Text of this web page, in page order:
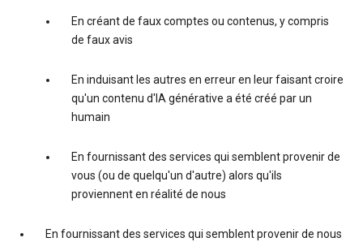
En créant de faux comptes ou contenus, y compris
de faux avis
En induisant les autres en erreur en leur faisant croire
qu'un contenu d'IA générative a été créé par un
humain
En fournissant des services qui semblent provenir de
vous (ou de quelqu'un d'autre) alors qu'ils
proviennent en réalité de nous
En fournissant des services qui semblent provenir de nous